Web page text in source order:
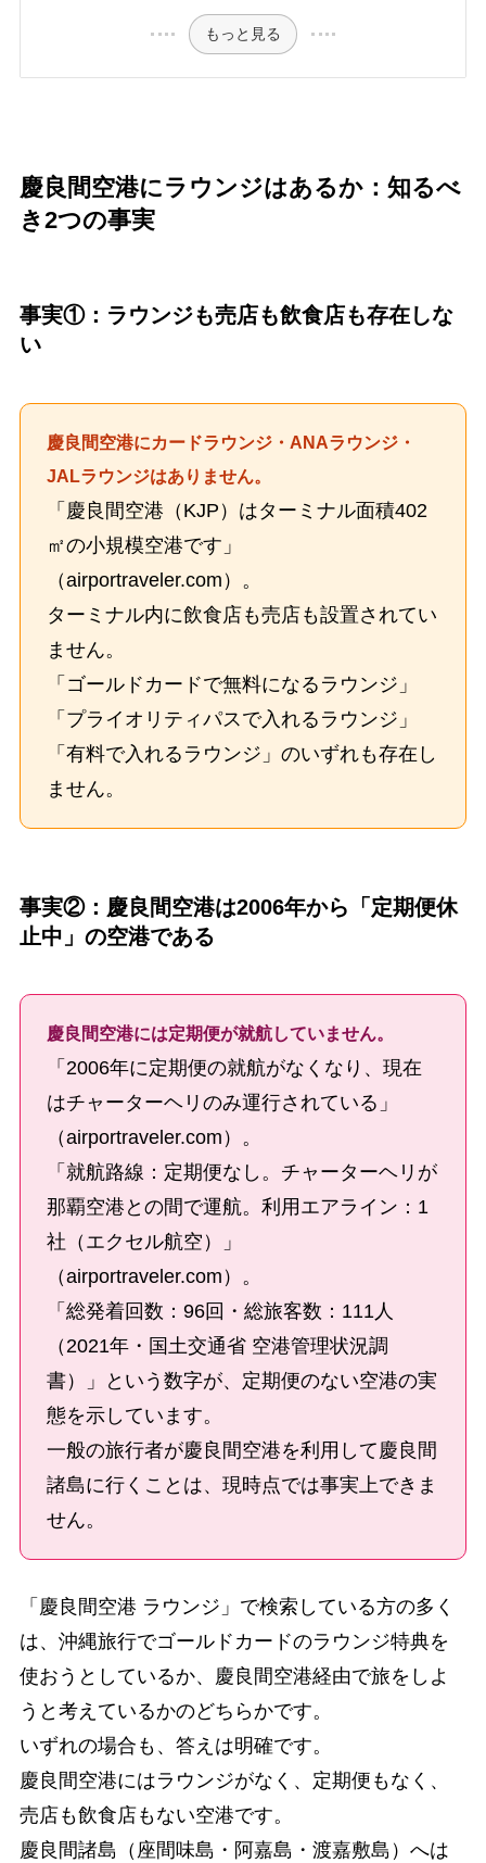
もっと見る
慶良間空港にラウンジはあるか：知るべ
き2つの事実
事実①：ラウンジも売店も飲食店も存在しな
い
慶良間空港にカードラウンジ・ANAラウンジ・
JALラウンジはありません。
「慶良間空港（KJP）はターミナル面積402
㎡の小規模空港です」
（airportraveler.com）。
ターミナル内に飲食店も売店も設置されてい
ません。
「ゴールドカードで無料になるラウンジ」
「プライオリティパスで入れるラウンジ」
「有料で入れるラウンジ」のいずれも存在し
ません。
事実②：慶良間空港は2006年から「定期便休
止中」の空港である
慶良間空港には定期便が就航していません。
「2006年に定期便の就航がなくなり、現在
はチャーターヘリのみ運行されている」
（airportraveler.com）。
「就航路線：定期便なし。チャーターヘリが
那覇空港との間で運航。利用エアライン：1
社（エクセル航空）」
（airportraveler.com）。
「総発着回数：96回・総旅客数：111人
（2021年・国土交通省 空港管理状況調
書）」という数字が、定期便のない空港の実
態を示しています。
一般の旅行者が慶良間空港を利用して慶良間
諸島に行くことは、現時点では事実上できま
せん。
「慶良間空港 ラウンジ」で検索している方の多く
は、沖縄旅行でゴールドカードのラウンジ特典を
使おうとしているか、慶良間空港経由で旅をしよ
うと考えているかのどちらかです。
いずれの場合も、答えは明確です。
慶良間空港にはラウンジがなく、定期便もなく、
売店も飲食店もない空港です。
慶良間諸島（座間味島・阿嘉島・渡嘉敷島）へは